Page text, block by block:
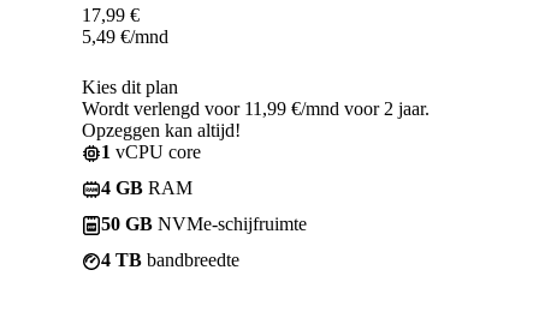
17,99 €
5,49 €/mnd
Kies dit plan
Wordt verlengd voor 11,99 €/mnd voor 2 jaar.
Opzeggen kan altijd!
1 vCPU core
4 GB RAM
50 GB NVMe-schijfruimte
4 TB bandbreedte